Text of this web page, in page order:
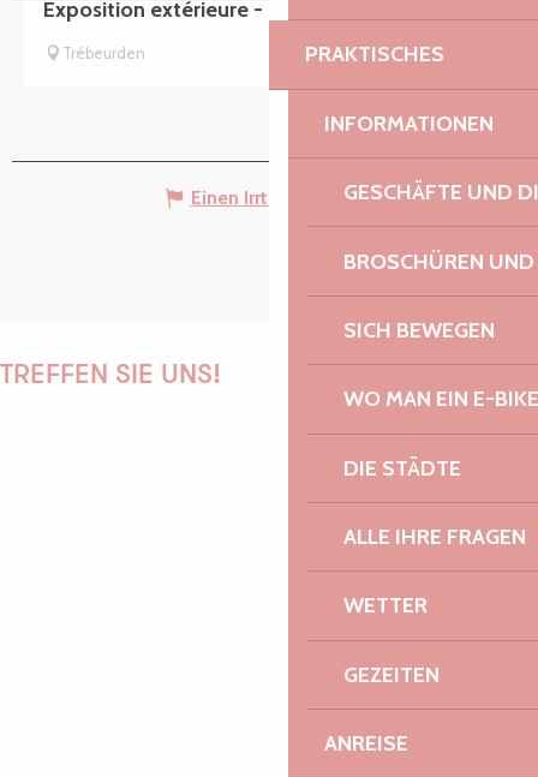
PRAKTISCHES
INFORMATIONEN
GESCHÄFTE UND
BROSCHÜREN
SICH BEWEGEN
WO MAN EIN E-
DIE STÄDTE
ALLE IHRE FRAGEN
WETTER
GEZEITEN
ANREISE
Exposition extérieure - Le marais du Quellen
Trébeurden
Einen Irrtum angeben
TREFFEN SIE UNS!
AUDREY
GWENAËLLE